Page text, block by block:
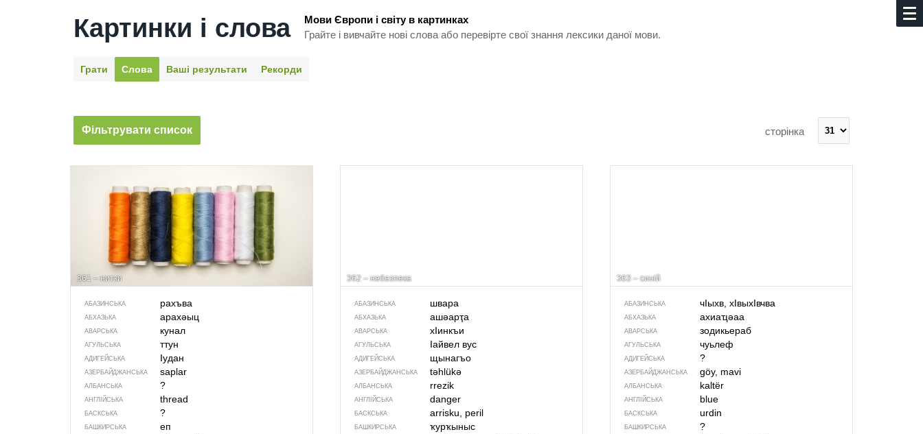
Картинки і слова
Мови Європи і світу в картинках
Грайте і вивчайте нові слова або перевірте свої знання лексики даної мови.
Грати Слова Ваші результати Рекорди
Фільтрувати список сторінка
361 – нитки
АБАЗИНСЬКА рахъва
АБХАЗЬКА арахәыц
АВАРСЬКА кунал
АГУЛЬСЬКА ттун
АДИГЕЙСЬКА Iудан
АЗЕРБАЙДЖАНСЬКА saplar
АЛБАНСЬКА ?
АНГЛІЙСЬКА thread
БАСКСЬКА ?
БАШКИРСЬКА еп
362 – небезпека
АБАЗИНСЬКА швара
АБХАЗЬКА ашәарҭа
АВАРСЬКА хIинкъи
АГУЛЬСЬКА Iайвел вус
АДИГЕЙСЬКА щынагъо
АЗЕРБАЙДЖАНСЬКА təhlükə
АЛБАНСЬКА rrezik
АНГЛІЙСЬКА danger
БАСКСЬКА arrisku, peril
БАШКИРСЬКА ҡурҡыныс
363 – синій
АБАЗИНСЬКА чIыхв, хIвыхIвчва
АБХАЗЬКА ахиаҵәаа
АВАРСЬКА зодикьераб
АГУЛЬСЬКА чуьлеф
АДИГЕЙСЬКА ?
АЗЕРБАЙДЖАНСЬКА göy, mavi
АЛБАНСЬКА kaltër
АНГЛІЙСЬКА blue
БАСКСЬКА urdin
БАШКИРСЬКА ?